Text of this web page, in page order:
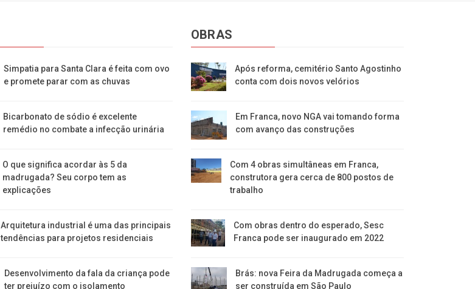
Simpatia para Santa Clara é feita com ovo
e promete parar com as chuvas
Bicarbonato de sódio é excelente
remédio no combate a infecção urinária
O que significa acordar às 5 da
madrugada? Seu corpo tem as
explicações
Arquitetura industrial é uma das principais
tendências para projetos residenciais
Desenvolvimento da fala da criança pode
ter prejuízo com o isolamento
OBRAS
Após reforma, cemitério Santo Agostinho
conta com dois novos velórios
Em Franca, novo NGA vai tomando forma
com avanço das construções
Com 4 obras simultâneas em Franca,
construtora gera cerca de 800 postos de
trabalho
Com obras dentro do esperado, Sesc
Franca pode ser inaugurado em 2022
Brás: nova Feira da Madrugada começa a
ser construída em São Paulo